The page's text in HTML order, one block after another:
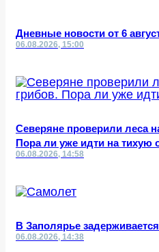
Дневные новости от 6
06.08.2026, 15:00
Северяне проверили леса
Пора ли уже идти на тихую
06.08.2026, 14:58
В Заполярье
06.08.2026, 14:38